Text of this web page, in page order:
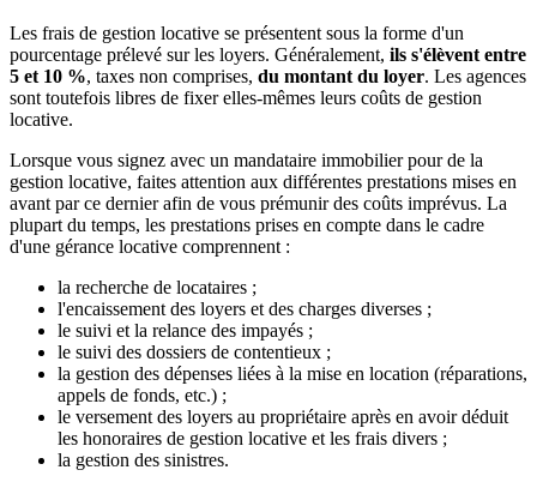
Les frais de gestion locative se présentent sous la forme d'un
pourcentage prélevé sur les loyers. Généralement, ils s'élèvent entre
5 et 10 %, taxes non comprises, du montant du loyer. Les agences
sont toutefois libres de fixer elles-mêmes leurs coûts de gestion
locative.
Lorsque vous signez avec un mandataire immobilier pour de la
gestion locative, faites attention aux différentes prestations mises en
avant par ce dernier afin de vous prémunir des coûts imprévus. La
plupart du temps, les prestations prises en compte dans le cadre
d'une gérance locative comprennent :
la recherche de locataires ;
l'encaissement des loyers et des charges diverses ;
le suivi et la relance des impayés ;
le suivi des dossiers de contentieux ;
la gestion des dépenses liées à la mise en location (réparations,
appels de fonds, etc.) ;
le versement des loyers au propriétaire après en avoir déduit
les honoraires de gestion locative et les frais divers ;
la gestion des sinistres.